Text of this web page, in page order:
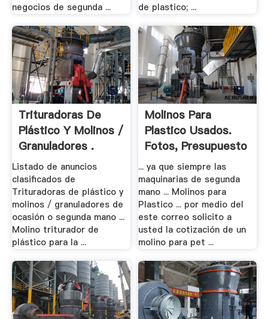
negocios de segunda ...
de plastico; ...
Trituradoras De
Plástico Y Molinos /
Granuladores .
Listado de anuncios
clasificados de
Trituradoras de plástico y
molinos / granuladores de
ocasión o segunda mano ...
Molino triturador de
plástico para la ...
Molinos Para
Plastico Usados.
Fotos, Presupuesto
.
... ya que siempre las
maquinarias de segunda
mano ... Molinos para
Plastico ... por medio del
este correo solicito a
usted la cotización de un
molino para pet ...